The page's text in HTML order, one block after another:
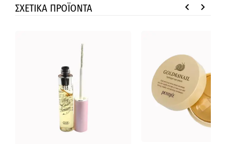
ΣΧΕΤΙΚΑ ΠΡΟΪΟΝΤΑ keyboard_arrow_left keyboard_arrow_right